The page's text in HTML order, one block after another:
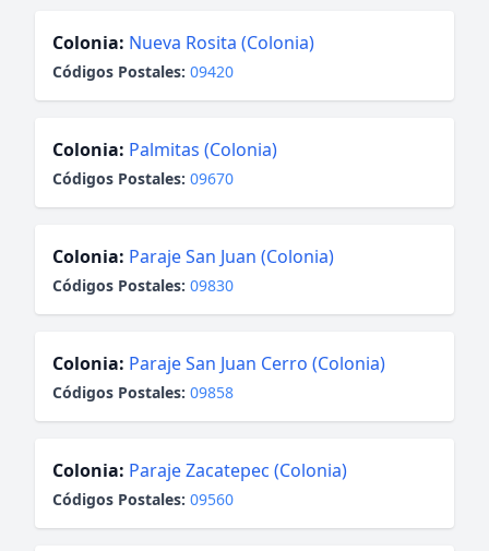
Colonia: Nueva Rosita (Colonia)
Códigos Postales: 09420
Colonia: Palmitas (Colonia)
Códigos Postales: 09670
Colonia: Paraje San Juan (Colonia)
Códigos Postales: 09830
Colonia: Paraje San Juan Cerro (Colonia)
Códigos Postales: 09858
Colonia: Paraje Zacatepec (Colonia)
Códigos Postales: 09560